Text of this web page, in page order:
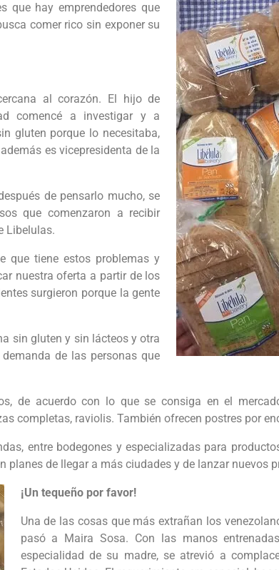
que hay emprendedores que
comer rico sin exponer su
al corazón. El hijo de
comencé a investigar y a
gluten porque lo necesitaba,
es vicepresidenta de la
de pensarlo mucho, se
que comenzaron a recibir
Libelulas.
que tiene estos problemas y
nuestra oferta a partir de los
surgieron porque la gente
sin gluten y sin lácteos y otra
de las personas que
de acuerdo con lo que se consiga en el
completas, raviolis. También ofrecen postres por
entre bodegones y especializadas para
planes de llegar a más ciudades y de lanzar nuevos
¡Un tequeño por favor!
Una de las cosas que más extrañan los
pasó a Maira Sosa. Con las manos
especialidad de su madre, se atrevió a